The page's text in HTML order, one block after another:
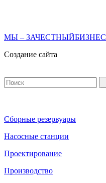
МЫ – ЗАЧЕСТНЫЙБИЗНЕС
Создание сайта
Сборные резервуары
Насосные станции
Проектирование
Производство